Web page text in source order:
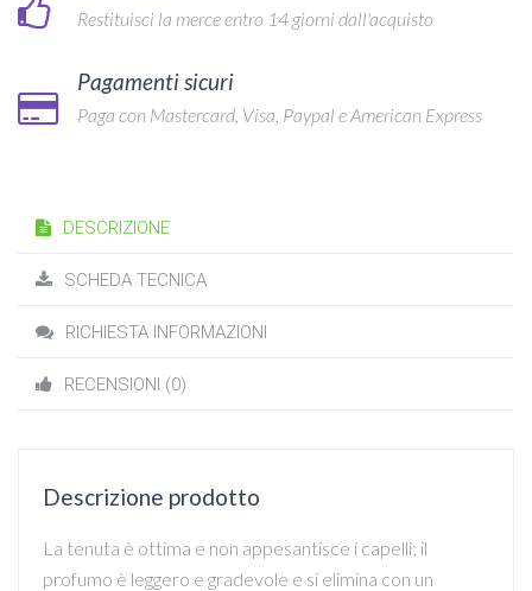
Restituisci la merce entro 14 giorni dall'acquisto
Pagamenti sicuri
Paga con Mastercard, Visa, Paypal e American Express
DESCRIZIONE
SCHEDA TECNICA
RICHIESTA INFORMAZIONI
RECENSIONI (0)
Descrizione prodotto
La tenuta è ottima e non appesantisce i capelli; il
profumo è leggero e gradevole e si elimina con un